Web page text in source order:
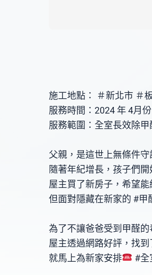
施工地點： ＃新北市 ＃
服務時間：2024 年 4月份
服務範圍：全室長效除甲
父親，是這世上無條件守
隨著年紀增長，孩子們
屋主買了新房子，希望
但面對隱藏在新家的 #
為了不讓爸爸受到甲醛的
屋主透過網路好評，找到
就馬上為新家安排
#全